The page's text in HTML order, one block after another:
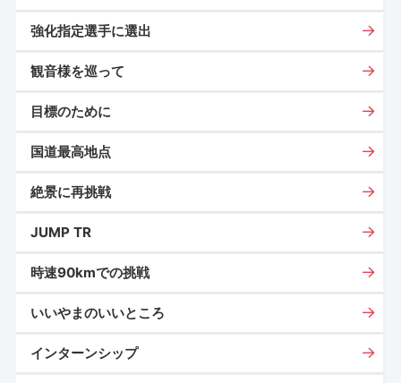
強化指定選手に選出
観音様を巡って
目標のために
国道最高地点
絶景に再挑戦
JUMP TR
時速90kmでの挑戦
いいやまのいいところ
インターンシップ